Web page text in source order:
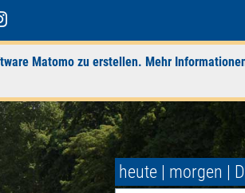
Matomo zu erstellen. Mehr
heute | morgen |